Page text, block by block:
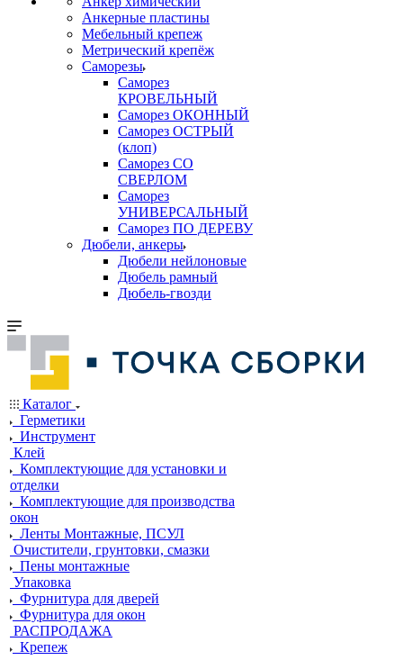
Анкерные пластины
Мебельный крепеж
Метрический крепёж
Саморезы
Саморез
КРОВЕЛЬНЫЙ
Саморез ОКОННЫЙ
Саморез ОСТРЫЙ
(клоп)
Саморез СО
СВЕРЛОМ
Саморез
УНИВЕРСАЛЬНЫЙ
Саморез ПО ДЕРЕВУ
Дюбели, анкеры
Дюбели нейлоновые
Дюбель рамный
Дюбель-гвозди
Каталог
Герметики
Инструмент
Клей
Комплектующие для установки и
отделки
Комплектующие для производства
окон
Ленты Монтажные, ПСУЛ
Очистители, грунтовки, смазки
Пены монтажные
Упаковка
Фурнитура для дверей
Фурнитура для окон
РАСПРОДАЖА
Крепеж